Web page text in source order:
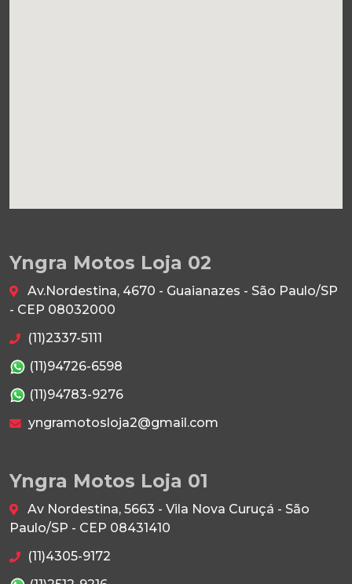
Yngra Motos Loja 02
Av.Nordestina, 4670 - Guaianazes - São Paulo/SP
- CEP 08032000
(11)2337-5111
(11)94726-6598
(11)94783-9276
yngramotosloja2@gmail.com
Yngra Motos Loja 01
Av Nordestina, 5663 - Vila Nova Curuçá - São
Paulo/SP - CEP 08431410
(11)4305-9172